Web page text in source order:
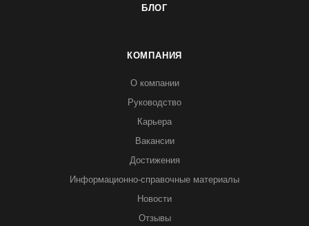
БЛОГ
КОМПАНИЯ
О компании
Руководство
Карьера
Вакансии
Достижения
Информационно-справочные материалы
Новости
Отзывы